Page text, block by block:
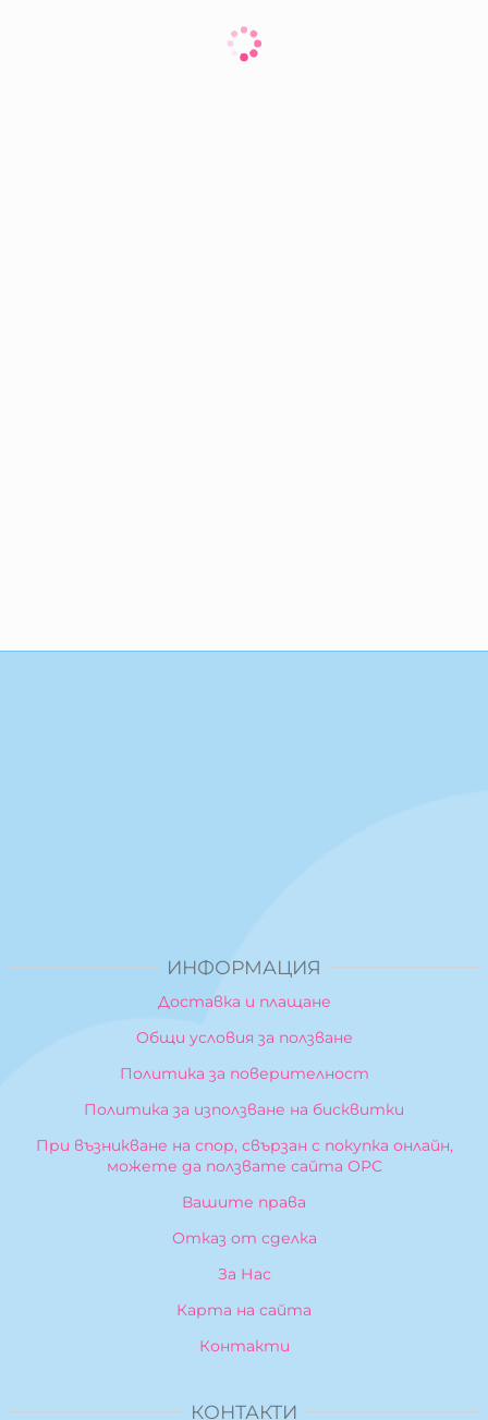
ИНФОРМАЦИЯ
Доставка и плащане
Общи условия за ползване
Политика за поверителност
Политика за използване на бисквитки
При възникване на спор, свързан с покупка онлайн,
можете да ползвате сайта ОРС
Вашите права
Отказ от сделка
За Нас
Карта на сайта
Контакти
КОНТАКТИ